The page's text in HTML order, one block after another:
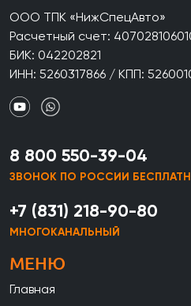
ООО ТПК «НижСпецАвто»
Расчетный счет:
БИК: 042202821
ИНН: 5260317866 / КПП:
8 800 550-39-04
ЗВОНОК ПО РОССИИ
+7 (831) 218-90-80
МНОГОКАНАЛЬНЫЙ
МЕНЮ
Главная